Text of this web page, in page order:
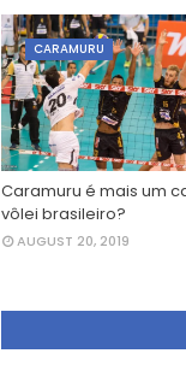
CARAMURU
Caramuru é mais um
vôlei brasileiro?
AUGUST 20, 2019